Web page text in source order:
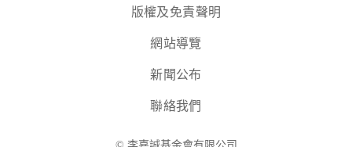
版權及免責聲明
網站導覽
新聞公布
聯絡我們